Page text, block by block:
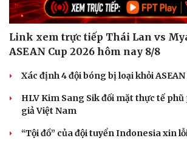
Link xem trực tiếp Thái Lan vs
ASEAN Cup 2026 hôm nay 8/8
Xác định 4 đội bóng bị loại khỏi
HLV Kim Sang Sik đối mặt thực tế
giả Việt Nam
“Tội đồ” của đội tuyển Indonesia xin